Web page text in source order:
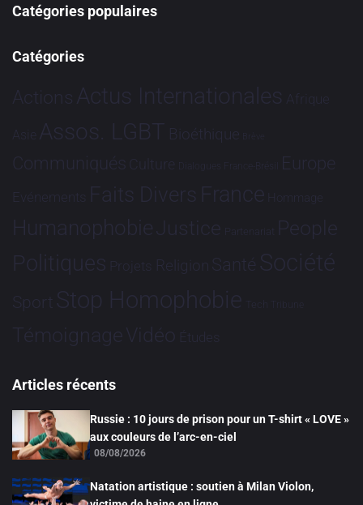
Catégories populaires
Catégories
Actions Actus Internationales Afrique
Asie Assos. LGBT Bioéthique Brève
Communiqués Culture Dialogues France-Brésil Europe
Evénements Faits Divers France Hommage
HumanophobieJustice Partenariat People
Politiques Projets Religion Santé Société
Sport Stop Homophobie Tech Tribune
TémoignageVidéo Études
Articles récents
Russie : 10 jours de prison pour un T-shirt « LOVE »
aux couleurs de l’arc-en-ciel
08/08/2026
Natation artistique : soutien à Milan Violon,